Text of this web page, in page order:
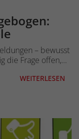
– bewusst
die Frage offen,…
WEITERLESEN